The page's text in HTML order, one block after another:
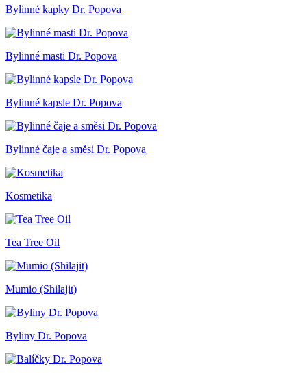
Bylinné kapky Dr. Popova
Bylinné masti Dr. Popova
Bylinné kapsle Dr. Popova
Bylinné čaje a směsi Dr. Popova
Kosmetika
Tea Tree Oil
Mumio (Shilajit)
Byliny Dr. Popova